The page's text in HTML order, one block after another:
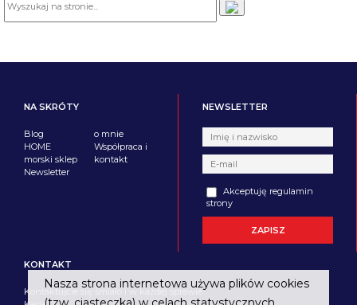
Nasza strona internetowa używa plików cookies
NA SKRÓTY
Blog
HOME
morski sklep
Newsletter
o mnie
Współpraca i
kontakt
NEWSLETTER
Akceptuję regulamin
strony
KONTAKT
Kontaktujcie się śmiało i w każdej sprawie.